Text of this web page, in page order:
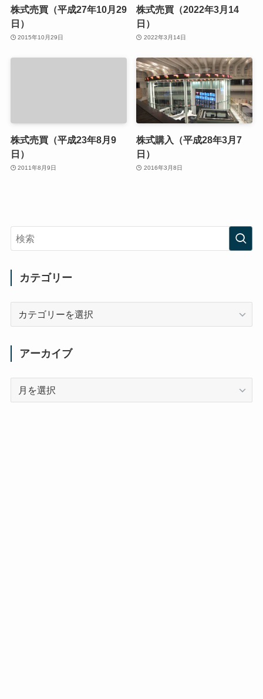
株式売買（平成27年10月29
日）
2015年10月29日
株式売買（2022年3月14
日）
2022年3月14日
株式売買（平成23年8月9
日）
2011年8月9日
株式購入（平成28年3月7
日）
2016年3月8日
カテゴリー
アーカイブ